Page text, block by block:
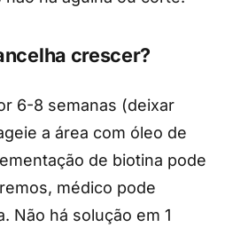
crescer?
6-8 semanas (deixar
a área com óleo de
de biotina pode
médico pode
Não há solução em 1